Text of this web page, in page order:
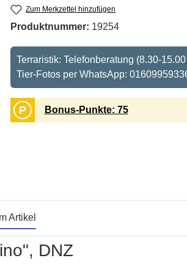
Zum Merkzettel hinzufügen
Produktnummer: 19254
Terraristik: Telefonberatung (8.30-
Tier-Fotos per WhatsApp:
P Bonus-Punkte: 75
Artikel
DNZ